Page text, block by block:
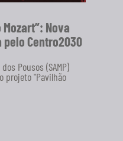
Nova
Centro2030
Pousos (SAMP)
projeto "Pavilhão